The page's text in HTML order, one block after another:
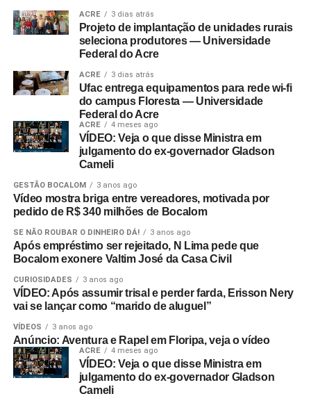
ACRE 3 dias atrás
Projeto de implantação de unidades rurais
seleciona produtores — Universidade
Federal do Acre
ACRE 3 dias atrás
Ufac entrega equipamentos para rede wi-fi
do campus Floresta — Universidade
Federal do Acre
ACRE 4 meses ago
VÍDEO: Veja o que disse Ministra em
julgamento do ex-governador Gladson
Cameli
GESTÃO BOCALOM 3 anos ago
Vídeo mostra briga entre vereadores, motivada por
pedido de R$ 340 milhões de Bocalom
SE NÃO ROUBAR O DINHEIRO DÁ! 3 anos ago
Após empréstimo ser rejeitado, N Lima pede que
Bocalom exonere Valtim José da Casa Civil
CURIOSIDADES 3 anos ago
VÍDEO: Após assumir trisal e perder farda, Erisson Nery
vai se lançar como “marido de aluguel”
VÍDEOS 3 anos ago
Anúncio: Aventura e Rapel em Floripa, veja o vídeo
ACRE 4 meses ago
VÍDEO: Veja o que disse Ministra em
julgamento do ex-governador Gladson
Cameli